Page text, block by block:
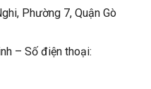
Phường 7, Quận Gò
– Số điện thoại: